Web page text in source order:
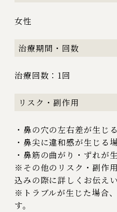
女性
治療期間・回数
治療回数：1回
リスク・副作用
・鼻の穴の左右差が生じ
・鼻尖に違和感が生じる
・ 鼻筋の曲がり・ずれが
※その他のリスク・副作
込みの際に詳しくお伝えい
※トラブルが生じた場合
す。